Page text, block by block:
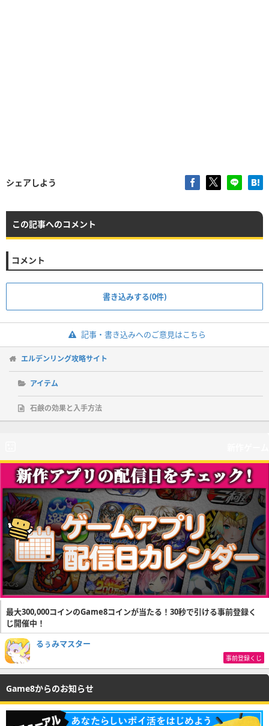
シェアしよう
この記事へのコメント
コメント
書き込みする(0件)
記事・書き込みへのご意見はこちら
エルデンリング攻略サイト
アイテム
石鹸の効果と入手方法
最大300,000コインのGame8コインが当たる！30秒で引ける事前登録く
じ開催中！
るぅみマスター
事前登録くじ
Game8からのお知らせ